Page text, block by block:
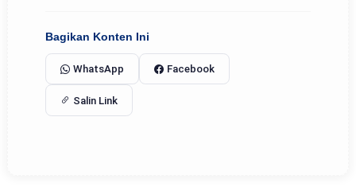
Bagikan Konten Ini
WhatsApp Facebook
Salin Link